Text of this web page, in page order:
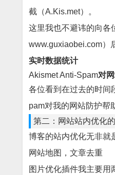
截（A.Kis.met）。
这里我也不避讳的向各
www.guxiaobei.com）
实时数据统计
Akismet Anti-Spam对
各位看到在过去的时间
pam对我的网站防护帮
第二：网站站内优化
博客的站内优化无非就
网站地图，文章去重
图片优化插件我主要用